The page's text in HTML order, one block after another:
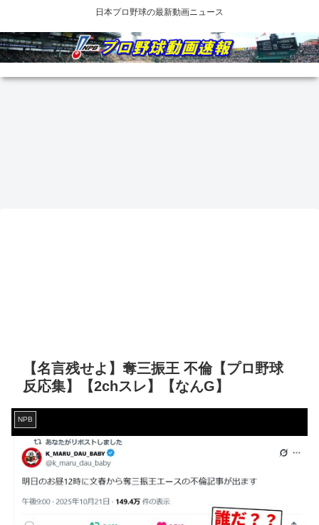
日本プロ野球の最新動画ニュース
【名言残せよ】奪三振王 不倫【プロ野球
反応集】【2chスレ】【なんG】
NPB